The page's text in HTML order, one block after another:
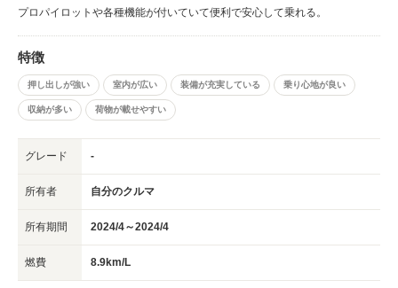
プロパイロットや各種機能が付いていて便利で安心して乗れる。
特徴
押し出しが強い 室内が広い 装備が充実している 乗り心地が良い
収納が多い 荷物が載せやすい
グレード -
所有者 自分のクルマ
所有期間 2024/4～2024/4
燃費 8.9km/L